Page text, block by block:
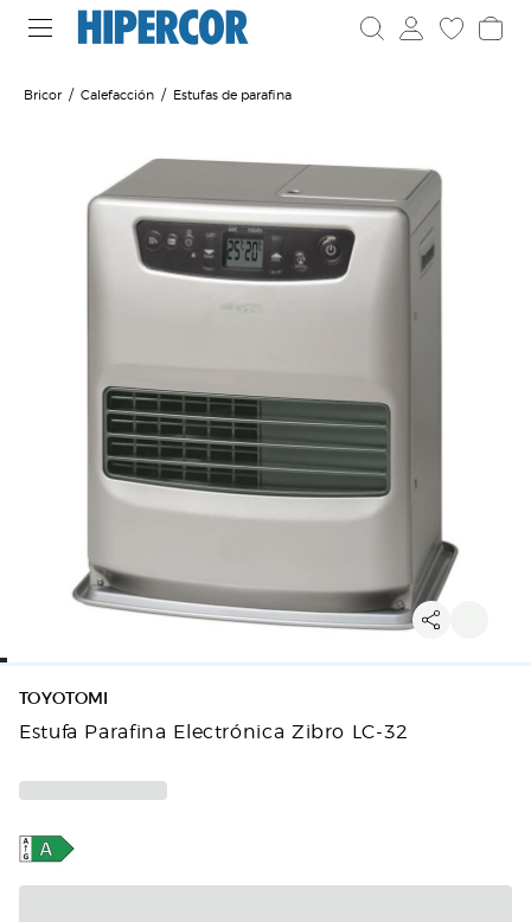
Bricor Calefacción Estufas de parafina
TOYOTOMI
Estufa Parafina Electrónica Zibro LC-32